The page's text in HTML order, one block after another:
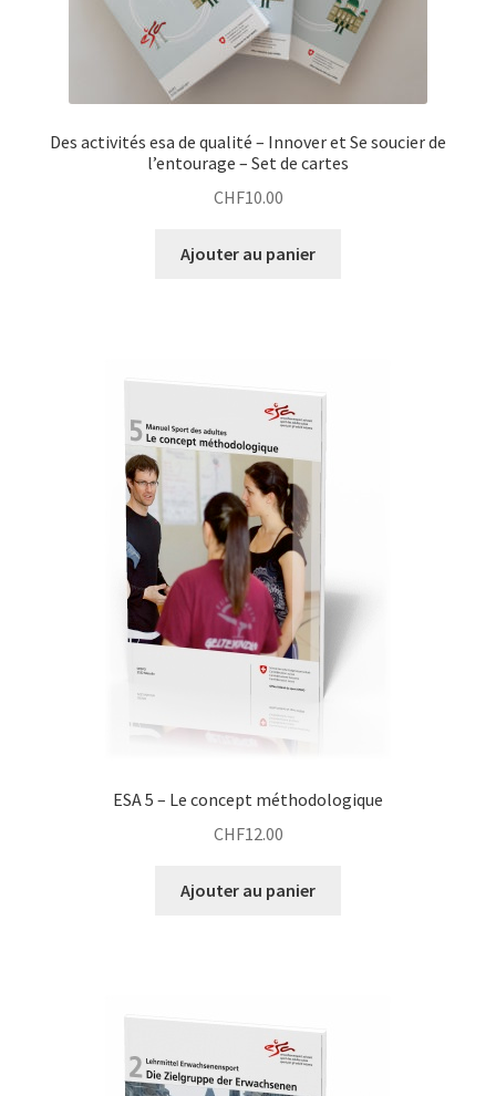
Des activités esa de qualité – Innover et Se soucier de
l’entourage – Set de cartes
CHF10.00
Ajouter au panier
ESA 5 – Le concept méthodologique
CHF12.00
Ajouter au panier